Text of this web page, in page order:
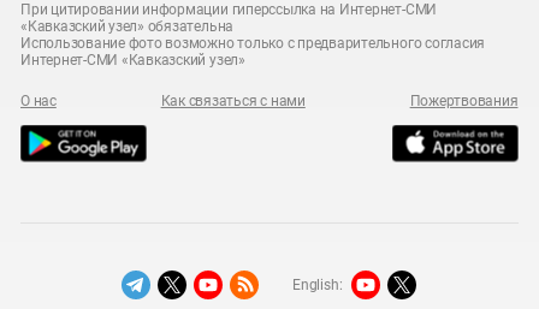
При цитировании информации гиперссылка на Интернет-СМИ
«Кавказский узел» обязательна
Использование фото возможно только с предварительного согласия
Интернет-СМИ «Кавказский узел»
О нас Как связаться с нами Пожертвования
English: